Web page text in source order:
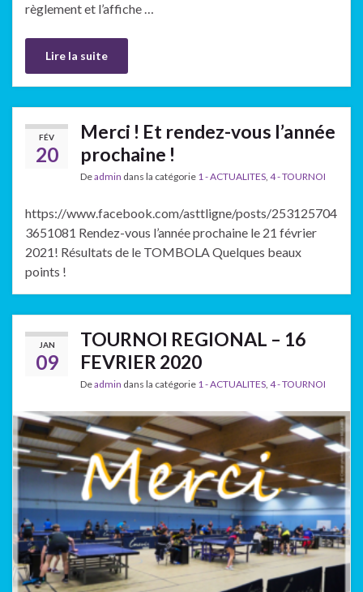
règlement et l’affiche …
Lire la suite
FÉV
20
Merci ! Et rendez-vous l’année
prochaine !
Deadmin dans la catégorie 1 - ACTUALITES, 4 - TOURNOI
https://www.facebook.com/asttligne/posts/253125704
3651081 Rendez-vous l’année prochaine le 21 février
2021! Résultats de le TOMBOLA Quelques beaux
points !
JAN
09
TOURNOI REGIONAL – 16
FEVRIER 2020
Deadmin dans la catégorie 1 - ACTUALITES, 4 - TOURNOI